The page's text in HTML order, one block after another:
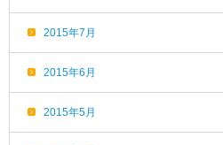
2015年7月
2015年6月
2015年5月